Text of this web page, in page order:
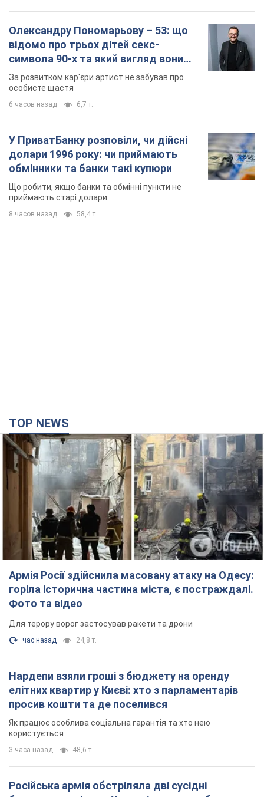
Олександру Пономарьову – 53: що
відомо про трьох дітей секс-
символа 90-х та який вигляд вони
мають
За розвитком кар'єри артист не забував про
особисте щастя
6 часов назад 6,7 т.
У ПриватБанку розповіли, чи дійсні
долари 1996 року: чи приймають
обмінники та банки такі купюри
Що робити, якщо банки та обмінні пункти не
приймають старі долари
8 часов назад 58,4 т.
TOP NEWS
Армія Росії здійснила масовану атаку на Одесу:
горіла історична частина міста, є постраждалі.
Фото та відео
Для терору ворог застосував ракети та дрони
час назад 24,8 т.
Нардепи взяли гроші з бюджету на оренду
елітних квартир у Києві: хто з парламентарів
просив кошти та де поселився
Як працює особлива соціальна гарантія та хто нею
користується
3 часа назад 48,6 т.
Російська армія обстріляла дві сусідні